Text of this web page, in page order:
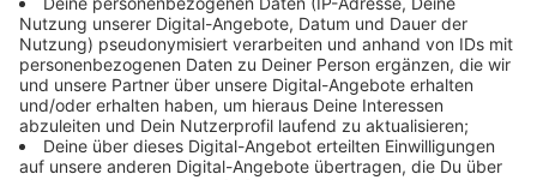
und auf welche Errungenschaften wir auf dem
langen Weg zum Frieden, trotz noch immer
herrschender Kriege, verweisen können: „Ein
Beispiel ist das Kriegsrecht. Wir schaffen zwar nicht
den Frieden, aber wir gestalten zumindest in
unseren Köpfen den Krieg friedlicher, und wir